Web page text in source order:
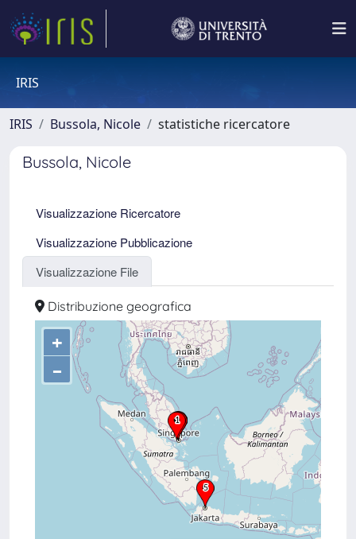
IRIS
IRIS Bussola, Nicole statistiche ricercatore
Bussola, Nicole
Visualizzazione Ricercatore
Visualizzazione Pubblicazione
Visualizzazione File
Distribuzione geografica
+
–